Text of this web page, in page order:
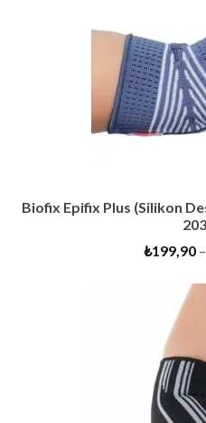
Biofix Epifix Plus (Silikon
₺199,90 –